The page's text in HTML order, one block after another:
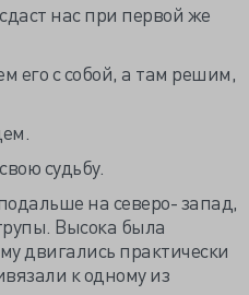
нас при первой же
его с собой, а там решим,
судьбу.
на северо- запад,
Высока была
двигались практически
к одному из